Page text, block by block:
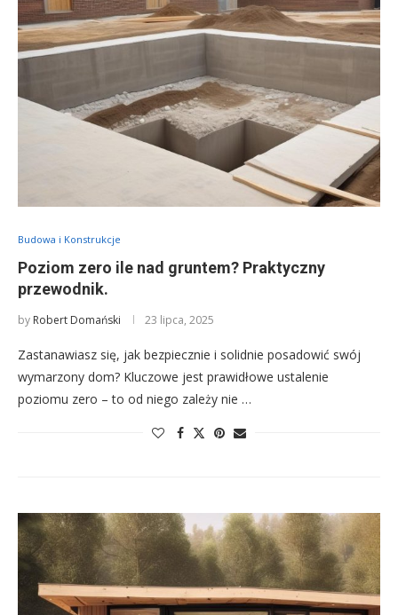
Budowa i Konstrukcje
Poziom zero ile nad gruntem? Praktyczny
przewodnik.
by Robert Domański 23 lipca, 2025
Zastanawiasz się, jak bezpiecznie i solidnie posadowić swój
wymarzony dom? Kluczowe jest prawidłowe ustalenie
poziomu zero – to od niego zależy nie …